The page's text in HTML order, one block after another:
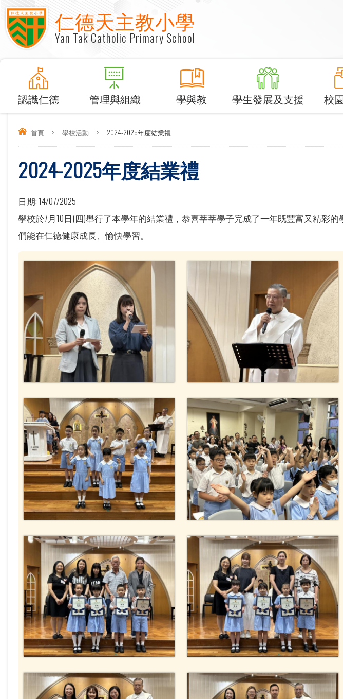
仁德天主教小學
Yan Tak Catholic Primary School
認識仁德 管理與組織 學與教 學生發展及支援 校
首頁 > 學校活動 > 2024-2025年度結業禮
2024-2025年度結業禮
日期:14/07/2025
學校於7月10日(四)舉行了本學年的結業禮，恭喜莘莘學子完成了一年既豐富又精彩
們能在仁德健康成長、愉快學習。